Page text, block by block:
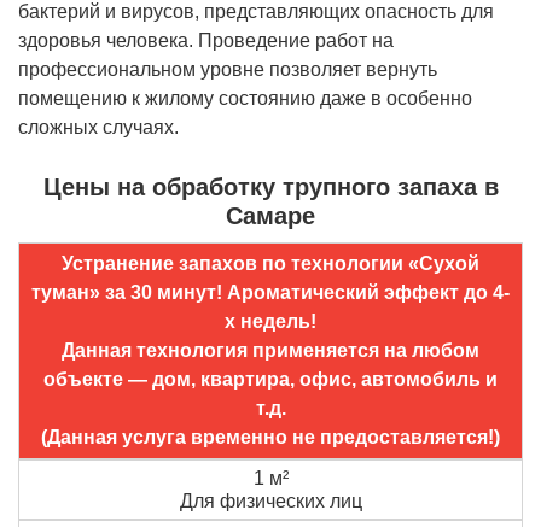
бактерий и вирусов, представляющих опасность для
здоровья человека. Проведение работ на
профессиональном уровне позволяет вернуть
помещению к жилому состоянию даже в особенно
сложных случаях.
Цены на обработку трупного запаха в
Самаре
Устранение запахов по технологии «Сухой
туман» за 30 минут! Ароматический эффект до 4-
х недель!
Данная технология применяется на любом
объекте — дом, квартира, офис, автомобиль и
т.д.
(Данная услуга временно не предоставляется!)
1 м²
Для физических лиц